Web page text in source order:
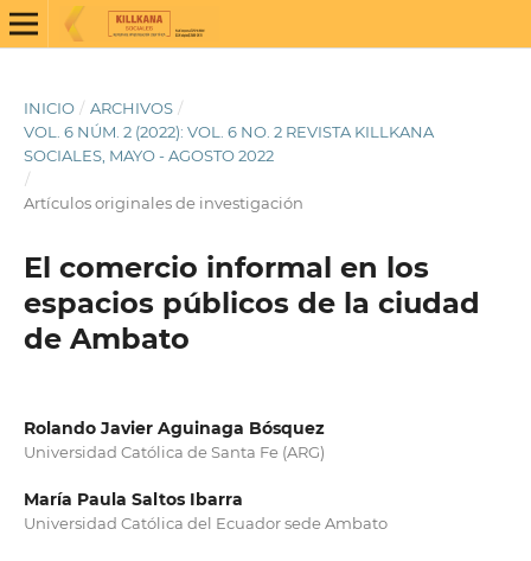
INICIO / ARCHIVOS /
VOL. 6 NÚM. 2 (2022): VOL. 6 NO. 2 REVISTA KILLKANA
SOCIALES, MAYO - AGOSTO 2022
/
Artículos originales de investigación
El comercio informal en los
espacios públicos de la ciudad
de Ambato
Rolando Javier Aguinaga Bósquez
Universidad Católica de Santa Fe (ARG)
María Paula Saltos Ibarra
Universidad Católica del Ecuador sede Ambato